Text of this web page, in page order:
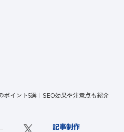
イント5選｜SEO効果や注意点も紹介
記事制作